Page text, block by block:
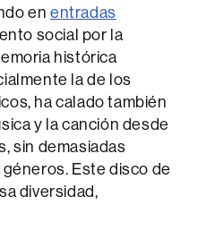
enentradas
social por la
histórica
la de los
ha calado también
y la canción desde
sin demasiadas
Este disco de
diversidad,